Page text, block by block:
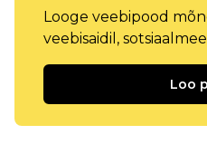
Looge veebipood
veebisaidil,
Loo